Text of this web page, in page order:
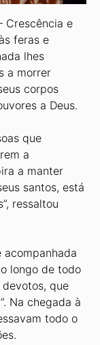
Crescência e
feras e
lhes
a morrer
corpos
a Deus.
que
a
a manter
santos, está
ressaltou
acompanhada
longo de todo
que
Na chegada à
todo o